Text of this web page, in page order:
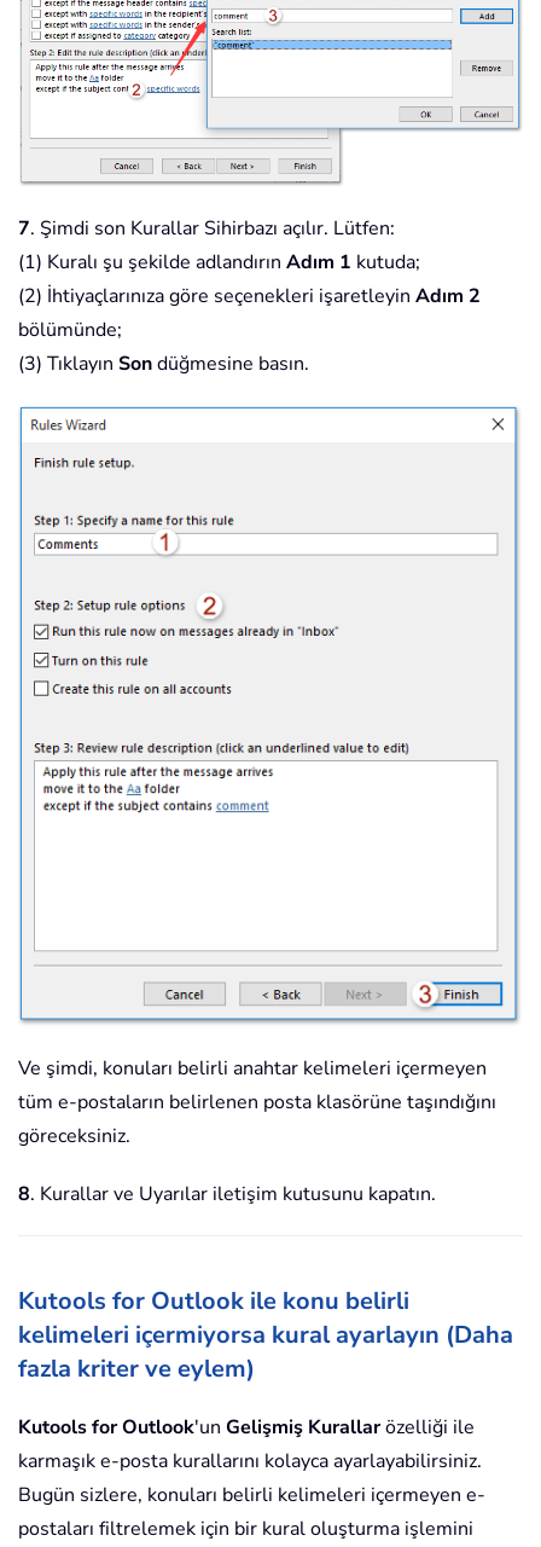
7. Şimdi son Kurallar Sihirbazı açılır. Lütfen:
(1) Kuralı şu şekilde adlandırın Adım 1 kutuda;
(2) İhtiyaçlarınıza göre seçenekleri işaretleyin Adım 2
bölümünde;
(3) Tıklayın Sondüğmesine basın.
Ve şimdi, konuları belirli anahtar kelimeleri içermeyen
tüm e-postaların belirlenen posta klasörüne taşındığını
göreceksiniz.
8. Kurallar ve Uyarılar iletişim kutusunu kapatın.
Kutools for Outlook ile konu belirli
kelimeleri içermiyorsa kural ayarlayın (Daha
fazla kriter ve eylem)
Kutools for Outlook'un Gelişmiş Kurallarözelliği ile
karmaşık e-posta kurallarını kolayca ayarlayabilirsiniz.
Bugün sizlere, konuları belirli kelimeleri içermeyen e-
postaları filtrelemek için bir kural oluşturma işlemini